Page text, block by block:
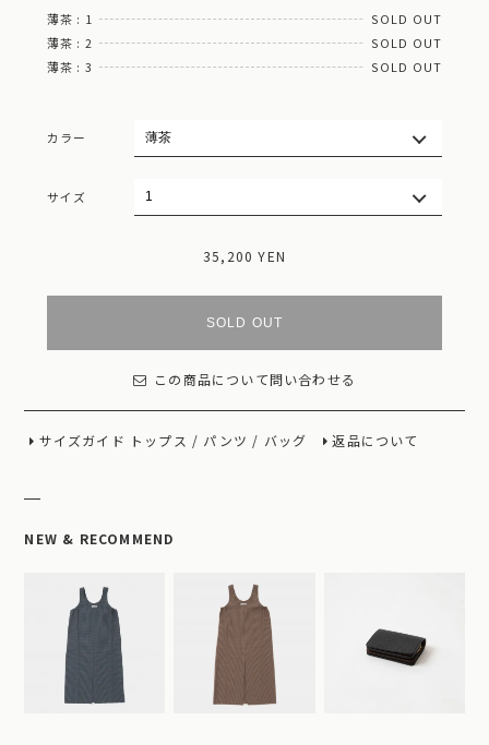
薄茶 : 1
SOLD OUT
薄茶 : 2
SOLD OUT
薄茶 : 3
SOLD OUT
カラー
サイズ
35,200 YEN
SOLD OUT
この商品について問い合わせる
サイズガイド トップス / パンツ / バッグ 返品について
NEW & RECOMMEND